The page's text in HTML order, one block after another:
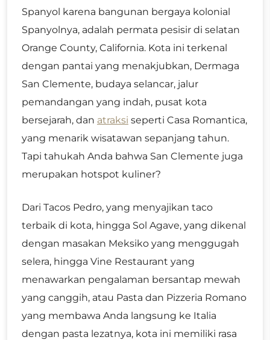
Spanyol karena bangunan bergaya kolonial
Spanyolnya, adalah permata pesisir di selatan
Orange County, California. Kota ini terkenal
dengan pantai yang menakjubkan, Dermaga
San Clemente, budaya selancar, jalur
pemandangan yang indah, pusat kota
bersejarah, dan atraksi seperti Casa Romantica,
yang menarik wisatawan sepanjang tahun.
Tapi tahukah Anda bahwa San Clemente juga
merupakan hotspot kuliner?
Dari Tacos Pedro, yang menyajikan taco
terbaik di kota, hingga Sol Agave, yang dikenal
dengan masakan Meksiko yang menggugah
selera, hingga Vine Restaurant yang
menawarkan pengalaman bersantap mewah
yang canggih, atau Pasta dan Pizzeria Romano
yang membawa Anda langsung ke Italia
dengan pasta lezatnya, kota ini memiliki rasa